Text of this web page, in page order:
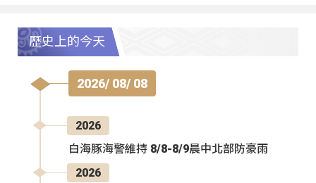
歷史上的今天
2026/ 08/ 08
2026
白海豚海警維持 8/8-8/9晨中北部防豪雨
2026